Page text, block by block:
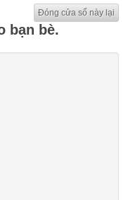
bạn bè.
Đóng cửa sổ này lại